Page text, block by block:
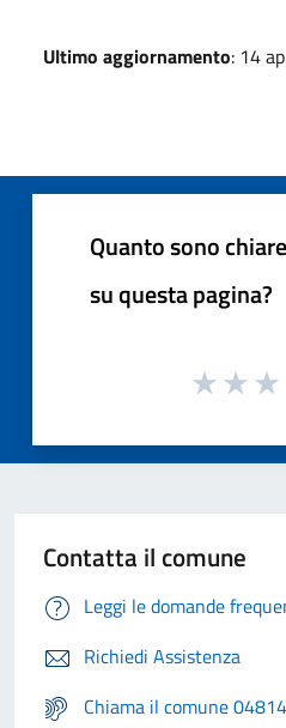
Ultimo aggiornamento: 14
Quanto sono
su questa pagina?
Contatta il comune
Leggi le domande
Richiedi Assistenza
Chiama il comune